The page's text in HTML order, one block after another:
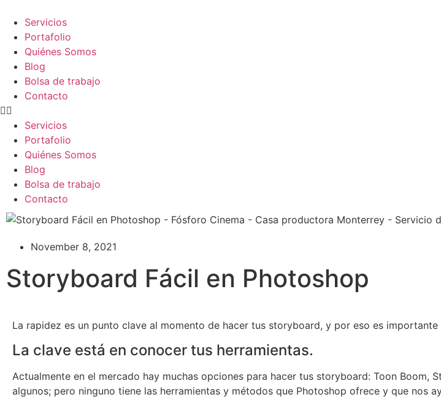
Servicios
Portafolio
Quiénes Somos
Blog
Bolsa de trabajo
Contacto
Servicios
Portafolio
Quiénes Somos
Blog
Bolsa de trabajo
Contacto
November 8, 2021
Storyboard Fácil en Photoshop
La rapidez es un punto clave al momento de hacer tus storyboard, y por eso es
La clave está en conocer tus herramientas.
Actualmente en el mercado hay muchas opciones para hacer tus storyboard: Toon Boom,
algunos; pero ninguno tiene las herramientas y métodos que Photoshop ofrece y que nos